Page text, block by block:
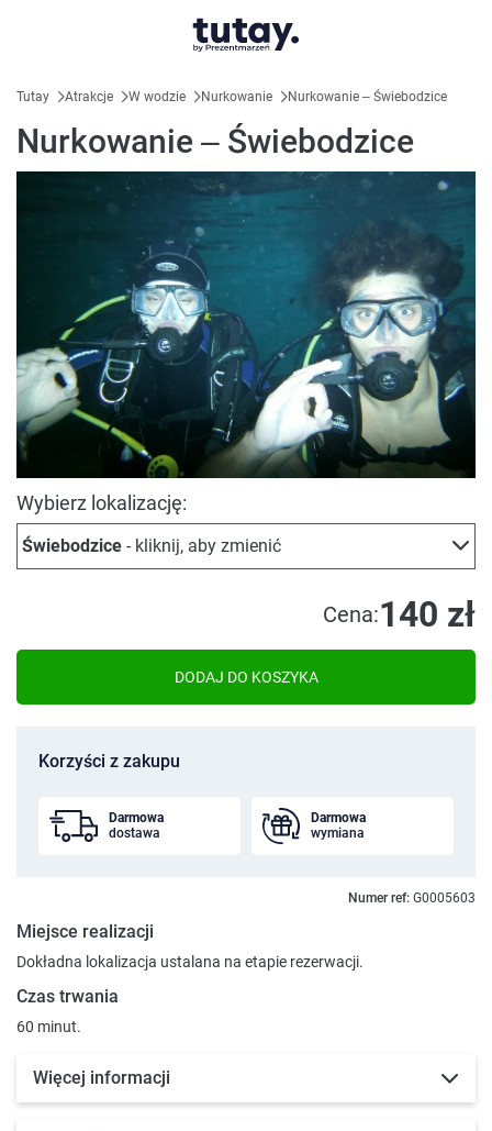
Tutay Atrakcje W wodzie Nurkowanie Nurkowanie – Świebodzice
Nurkowanie – Świebodzice
Wybierz lokalizację:
Świebodzice - kliknij, aby zmienić
Cena:140 zł
DODAJ DO KOSZYKA
Korzyści z zakupu
Darmowa
dostawa
Darmowa
wymiana
Numer ref: G0005603
Miejsce realizacji
Dokładna lokalizacja ustalana na etapie rezerwacji.
Czas trwania
60 minut.
Więcej informacji